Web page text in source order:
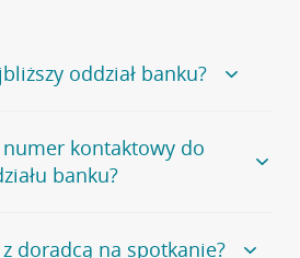
oddział banku?
banku, zapraszamy na
, na której znajduje się
numer kontaktowy do
banku?
udostępnia ogólnego numeru
doradcą na spotkanie?